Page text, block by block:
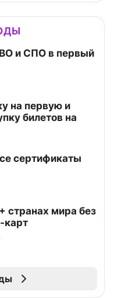
и СПО в первый
на первую и
билетов на
сертификаты
странах мира без
карт